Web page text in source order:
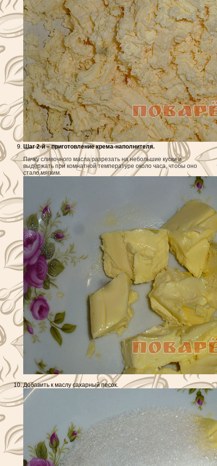
Шаг 2-й – приготовление крема-наполнителя.
Пачку сливочного масла разрезать на небольшие куски и
выдержать при комнатной температуре около часа, чтобы оно
стало мягким.
Добавить к маслу сахарный песок.